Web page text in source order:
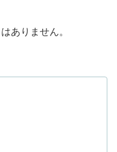
ありません。